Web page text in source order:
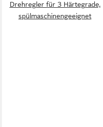
Drehregler für 3 Härtegrade,
spülmaschinengeeignet